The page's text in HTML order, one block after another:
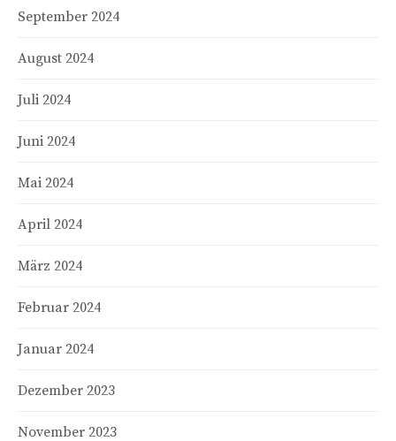
September 2024
August 2024
Juli 2024
Juni 2024
Mai 2024
April 2024
März 2024
Februar 2024
Januar 2024
Dezember 2023
November 2023